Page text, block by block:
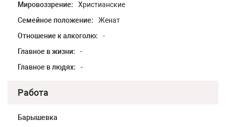
Мировоззрение:
Христианские
Семейное положение:
Женат
Отношение к алкоголю:
-
Главное в жизни:
-
Главное в людях:
-
Работа
Барышевка